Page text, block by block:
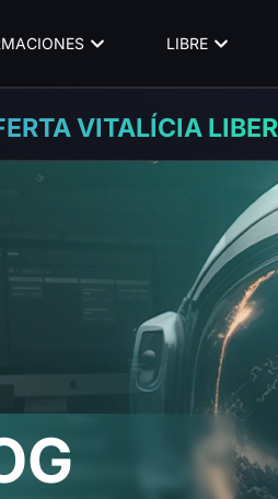
LIBRE
VITALÍCIA